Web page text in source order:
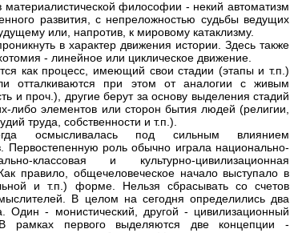
материалистической философии - некий автоматизм
развития, с непреложностью судьбы ведущих
или, напротив, к мировому катаклизму.
в характер движения истории. Здесь также
- линейное или циклическое движение.
как процесс, имеющий свои стадии (этапы и т.п.)
отталкиваются при этом от аналогии с живым
и проч.), другие берут за основу выделения стадий
либо элементов или сторон бытия людей (религии,
труда, собственности и т.п.).
осмысливалась под сильным влиянием
Первостепенную роль обычно играла национально-
классовая и культурно-цивилизационная
правило, общечеловеческое начало выступало в
и т.п.) форме. Нельзя сбрасывать со счетов
В целом на сегодня определились два
Один - монистический, другой - цивилизационный
рамках первого выделяются две концепции -